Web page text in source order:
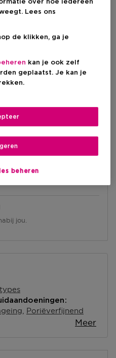
Op voorraad
jou.
Poriëverfijnend
Meer
over hoe iedereen
Lees ons
de klikken, ga je
kan je ook zelf
geplaatst. Je kan je
beheren